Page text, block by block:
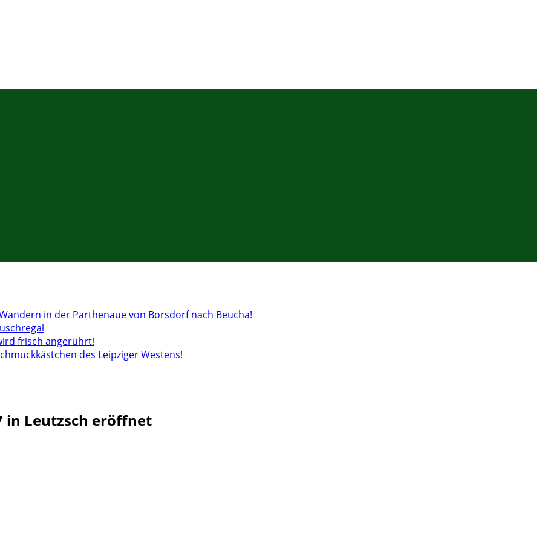
Wandern in der Parthenaue von Borsdorf nach Beucha!
frisch angerührt!
des Leipziger Westens!
in Leutzsch eröffnet